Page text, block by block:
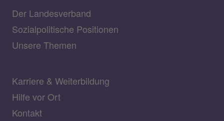
Der Landesverband
Sozialpolitische Positionen
Unsere Themen
Karriere & Weiterbildung
Hilfe vor Ort
Kontakt